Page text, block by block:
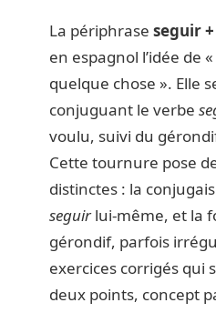
La périphrase seguir
en espagnol l’idée de
quelque chose ». Elle
conjuguant le verbe
voulu, suivi du
Cette tournure pose
distinctes : la
seguirlui-même, et la
gérondif, parfois
exercices corrigés qui
deux points, concept